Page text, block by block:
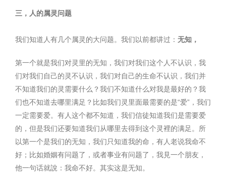
三，人的属灵问题
我们知道人有几个属灵的大问题。我们以前都讲过： 无知，
第一个就是我们对灵里的无知，我们对我们这个人不认识，我
们对我们自己的灵不认识，我们对自己的生命不认识，我们并
不知道我们的灵需要什么？我们不知道什么对我是最好的？我
们也不知道去哪里满足？比如我们灵里面最需要的是“爱”，我们
一定需要爱。有人这个都不知道，我们信徒知道我们是需要爱
的，但是我们还要知道我们从哪里去得到这个灵裡的满足。所
以第一个是我们的无知，我们只知道我的命，有人老说我命不
好；比如婚姻有问题了，或者事业有问题了，我見一个朋友，
他一句话就說：我命不好。其实这是无知。